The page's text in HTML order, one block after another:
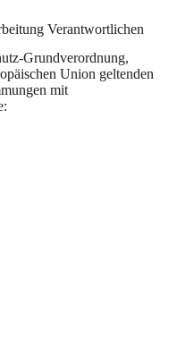
Verantwortlichen
Grundverordnung,
Union geltenden
mit